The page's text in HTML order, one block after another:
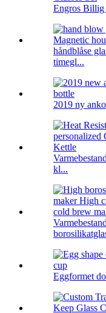
Engros Billig
håndblåse
timegl...
2019 ny
kl...
Eggformet